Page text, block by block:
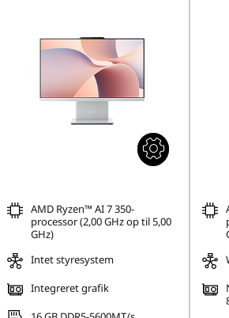
AMD Ryzen™ AI 7 350-
processor (2,00 GHz op til 5,00
GHz)
Intet styresystem
Integreret grafik